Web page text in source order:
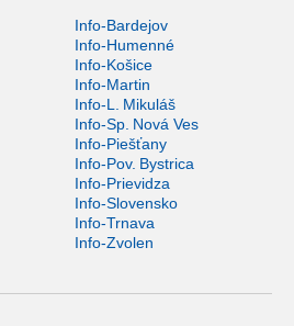
Info-Bardejov
Info-Humenné
Info-Košice
Info-Martin
Info-L. Mikuláš
Info-Sp. Nová Ves
Info-Piešťany
Info-Pov. Bystrica
Info-Prievidza
Info-Slovensko
Info-Trnava
Info-Zvolen